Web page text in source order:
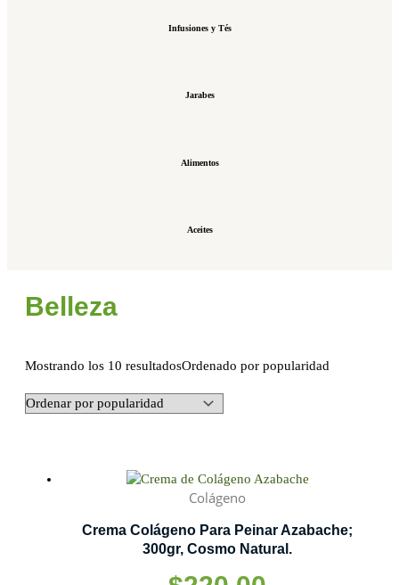
Infusiones y Tés
Jarabes
Alimentos
Aceites
Belleza
Mostrando los 10 resultadosOrdenado por popularidad
Colágeno
Crema Colágeno Para Peinar Azabache;
300gr, Cosmo Natural.